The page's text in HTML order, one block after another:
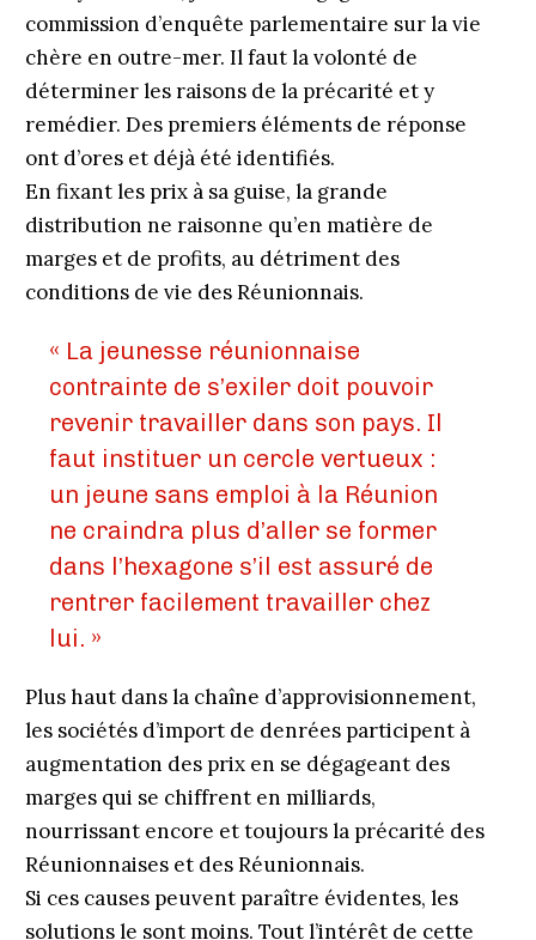
commission d’enquête parlementaire sur la vie
chère en outre-mer. Il faut la volonté de
déterminer les raisons de la précarité et y
remédier. Des premiers éléments de réponse
ont d’ores et déjà été identifiés.
En fixant les prix à sa guise, la grande
distribution ne raisonne qu’en matière de
marges et de profits, au détriment des
conditions de vie des Réunionnais.
« La jeunesse réunionnaise
contrainte de s’exiler doit pouvoir
revenir travailler dans son pays. Il
faut instituer un cercle vertueux :
un jeune sans emploi à la Réunion
ne craindra plus d’aller se former
dans l’hexagone s’il est assuré de
rentrer facilement travailler chez
lui. »
Plus haut dans la chaîne d’approvisionnement,
les sociétés d’import de denrées participent à
augmentation des prix en se dégageant des
marges qui se chiffrent en milliards,
nourrissant encore et toujours la précarité des
Réunionnaises et des Réunionnais.
Si ces causes peuvent paraître évidentes, les
solutions le sont moins. Tout l’intérêt de cette